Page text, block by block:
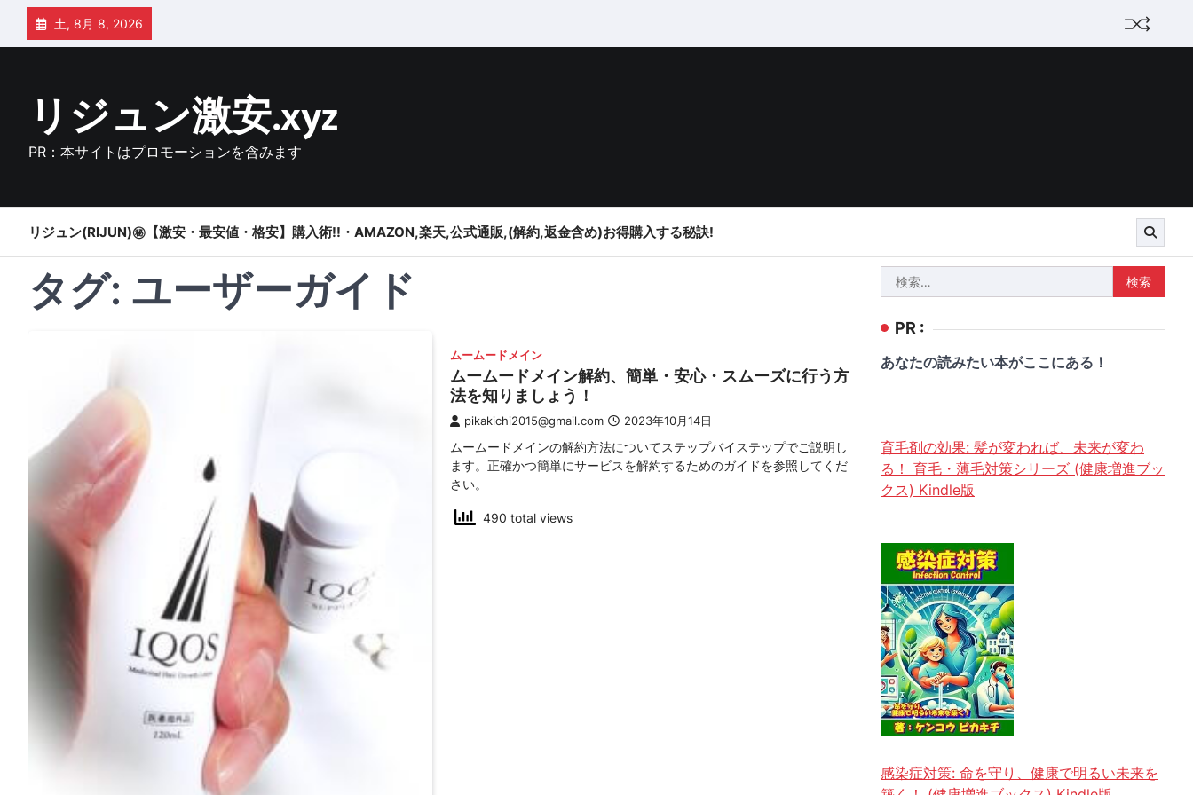
Skip
content
土, 8月 8, 2026
リジュン激安.xyz
PR：本サイトはプロモーションを含みます
リジュン(RIJUN)㊙【激安・最安値・格安】購入術!!・AMAZON,楽天,公式通販,(解約,返金含め)お得購入する秘訣!
タグ: ユーザーガイド
ムームードメイン
ムームードメイン解約、簡単・安心・スムーズに行う方
法を知りましょう！
pikakichi2015@gmail.com 2023年10月14日
ムームードメインの解約方法についてステップバイステップでご説明し
ます。正確かつ簡単にサービスを解約するためのガイドを参照してくだ
さい。
490 total views
索:
PR :
あなたの読みたい本がここにある！
育毛剤の効果: 髪が変われば、未来が変わ
る！ 育毛・薄毛対策シリーズ (健康増進ブッ
クス) Kindle版
感染症対策: 命を守り、健康で明るい未来を